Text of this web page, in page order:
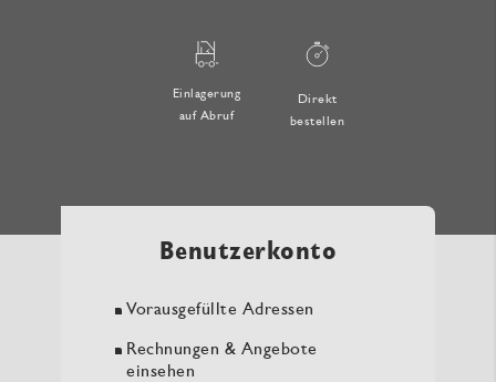
Einlagerung
auf Abruf
Direkt
bestellen
Benutzerkonto
Vorausgefüllte Adressen
Rechnungen & Angebote
einsehen